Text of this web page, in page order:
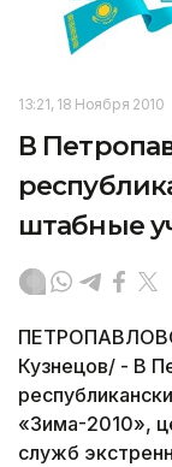
13:21, 18 Ноября 2010
В
штабные
Кузнецов/ - В
«Зима-2010»,
служб